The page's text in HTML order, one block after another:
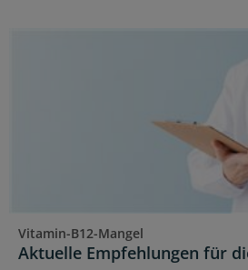
Vitamin-B12-Mangel
Aktuelle Empfehlungen für